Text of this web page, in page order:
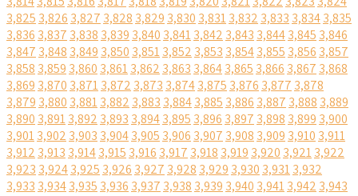
3,825 3,826 3,827 3,828 3,829 3,830 3,8313,832 3,833 3,8343,835
3,836 3,837 3,838 3,839 3,840 3,8413,842 3,843 3,8443,845 3,846
3,847 3,848 3,849 3,850 3,8513,852 3,853 3,8543,855 3,856 3,857
3,858 3,859 3,860 3,8613,862 3,863 3,8643,865 3,866 3,867 3,868
3,869 3,870 3,8713,872 3,873 3,8743,875 3,876 3,877 3,878
3,879 3,880 3,8813,882 3,883 3,8843,885 3,886 3,887 3,888 3,889
3,890 3,8913,892 3,893 3,8943,895 3,896 3,897 3,898 3,899 3,900
3,9013,902 3,903 3,9043,905 3,906 3,907 3,908 3,909 3,910 3,911
3,912 3,913 3,9143,915 3,916 3,917 3,918 3,919 3,920 3,9213,922
3,923 3,9243,925 3,926 3,927 3,928 3,929 3,930 3,9313,932
3,933 3,9343,935 3,936 3,937 3,938 3,939 3,940 3,9413,942 3,943